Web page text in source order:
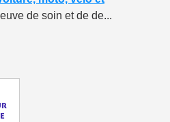
pour chaque parrainage
pour 250€ d'achats
frais dès 30€ d'achats
de soin et de de...